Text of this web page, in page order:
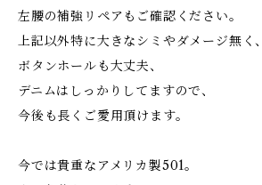
左腰の補強リペアもご確認ください。
上記以外特に大きなシミやダメージ無く、
ボタンホールも大丈夫、
デニムはしっかりしてますので、
今後も長くご愛用頂けます。
今では貴重なアメリカ製501。